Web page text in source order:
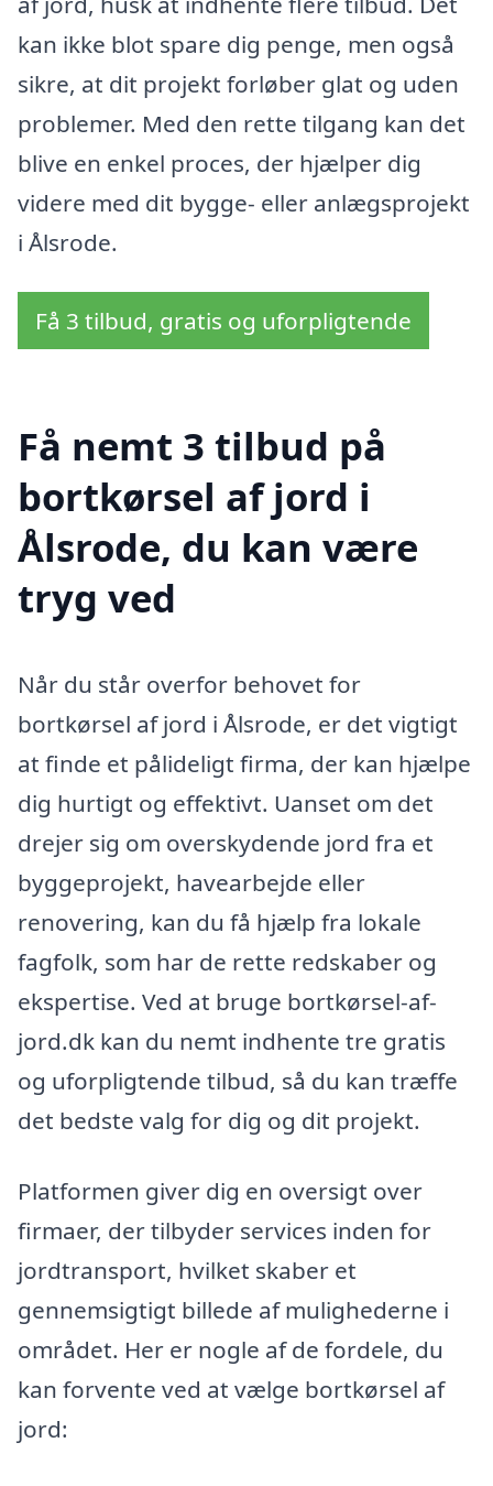
kan ikke blot spare dig penge, men også
sikre, at dit projekt forløber glat og uden
problemer. Med den rette tilgang kan det
blive en enkel proces, der hjælper dig
videre med dit bygge- eller anlægsprojekt
i Ålsrode.
Få 3 tilbud, gratis og uforpligtende
Få nemt 3 tilbud på
bortkørsel af jord i
Ålsrode, du kan være
tryg ved
Når du står overfor behovet for
bortkørsel af jord i Ålsrode, er det vigtigt
at finde et pålideligt firma, der kan hjælpe
dig hurtigt og effektivt. Uanset om det
drejer sig om overskydende jord fra et
byggeprojekt, havearbejde eller
renovering, kan du få hjælp fra lokale
fagfolk, som har de rette redskaber og
ekspertise. Ved at bruge bortkørsel-af-
jord.dk kan du nemt indhente tre gratis
og uforpligtende tilbud, så du kan træffe
det bedste valg for dig og dit projekt.
Platformen giver dig en oversigt over
firmaer, der tilbyder services inden for
jordtransport, hvilket skaber et
gennemsigtigt billede af mulighederne i
området. Her er nogle af de fordele, du
kan forvente ved at vælge bortkørsel af
jord: